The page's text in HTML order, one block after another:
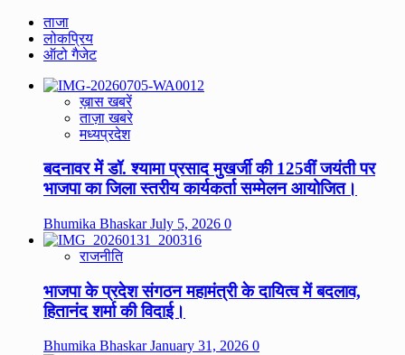
ताजा
लोकप्रिय
ऑटो गैजेट
ख़ास खबरें
ताज़ा खबरे
मध्यप्रदेश
बदनावर में डॉ. श्यामा प्रसाद मुखर्जी की 125वीं जयंती पर
भाजपा का जिला स्तरीय कार्यकर्ता सम्मेलन आयोजित।
Bhumika BhaskarJuly 5, 2026 0
राजनीति
भाजपा के प्रदेश संगठन महामंत्री के दायित्व में बदलाव,
हितानंद शर्मा की विदाई।
Bhumika BhaskarJanuary 31, 2026 0